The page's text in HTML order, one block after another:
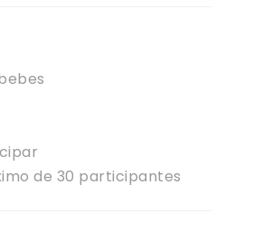
de 30 participantes